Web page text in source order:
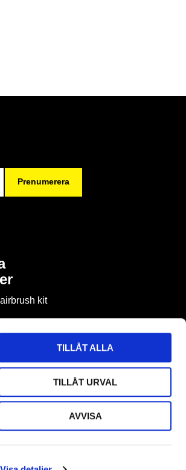
TILLÅT ALLA
TILLÅT URVAL
AVVISA
Prenumerera
kit
om